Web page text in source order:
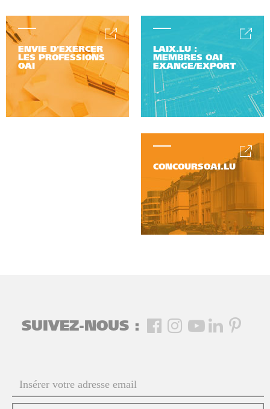
ENVIE D'EXERCER
LES PROFESSIONS
OAI
LAIX.LU :
MEMBRES OAI
EXANGE/EXPORT
CONCOURSOAI.LU
SUIVEZ-NOUS :